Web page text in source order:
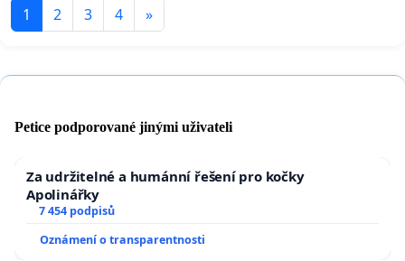
1 2 3 4 »
Petice podporované jinými uživateli
Za udržitelné a humánní řešení pro kočky
Apolinářky
7 454 podpisů
Oznámení o transparentnosti